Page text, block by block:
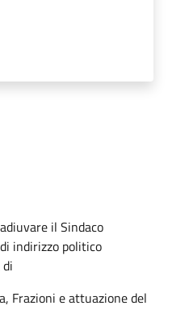
il Sindaco
indirizzo politico
Frazioni e attuazione del